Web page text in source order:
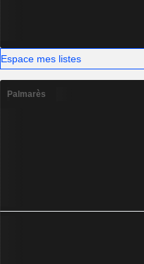
Espace mes listes
Palmarès